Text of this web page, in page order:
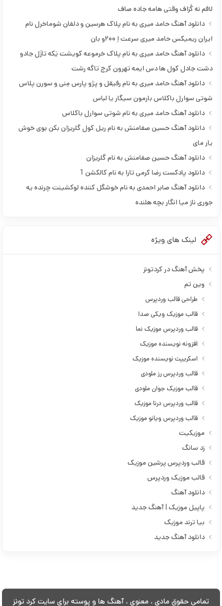
ایوب ملک زاده
بابک رحمانی
بابک محمدی
برهان میرزایی
بهروز سعادت نیا
بهمن علیخانی
پوریا ملکی
پیام عباسی
پیشرو هورامی
پیشرو هورامی و یادگار خالدی
پیمان رازیانی
پیمان صفری
حامد تاری پور
حامد تاری پور و صادق آزمند
حامد میری
حسن زیرک
حسن هیاس
حسین صفامنش
حسین ماهی بیگی
حسین مشکینی
حمید بابایی
حمید حمیدی
حمیدرضا بابایی
حمیدرضا کیهانی
خالد بشارتی
خلیل خزایی
خلیل مولانایی
دانش
دانیال ایمانی
داوود ایمانی
دلسوز خالدی
دی جی ریبوار
رامین احمدی
رامین تجنگی
رضا سگوند
رضا کردراه
لافم نه گَزاف وقتی هامه جاده صاف
دانلود آهنگ حامد میری به نام پلاک هرسین و دلفان شوماخرل نام
ایران ریمیکس حامد میری سرعت اِ ۲۰۰و بان
دانلود آهنگ حامد میری به نام پلاک خرموعه کویشت یَکه تازَل جادو
دشت جادل کول ها دس ایمه تهرون کرج تاگه رشت
دانلود آهنگ حامد میری به نام رفیقل و پژو پارس مِنی و سورن پلاس
شوتی سوارل باکلاس بارمون سیگار یا لباس
دانلود آهنگ حامد میری به نام شوتی سوارل باکلاس
دانلود آهنگ حسین صفامنش به نام ریل کول گلریزان بکن بوی خوش
یار مای
دانلود آهنگ حسین صفامنش به نام گلریزان
دانلود پادکست رضا کرمی تارا به نام کالکشن 1
دانلود آهنگ صابر احمدی به نام خوشگل کننده لوکشینت چرنده یه
جوری ناز میا انگار بچه هلنده
لینک های ویژه
پخش آهنگ در کردتونز
وین تم
طراحی قالب وردپرس
قالب موزیک ویکی صدا
قالب وردپرس موزیک نما
افزونه نویسنده موزیک
اسکریپت نویسنده موزیک
قالب وردپرس رز ملودی
قالب موزیک جوان ملودی
قالب وردپرس درنا موزیک
قالب وردپرس ویانو موزیک
موزیکیت
زد سانگ
قالب وردپرس پرشین موزیک
قالب موزیک وردپرس
دانلود آهنگ
پاپیل موزیک | آهنگ جدید
بیا ترند موزیک
دانلود آهنگ جدید
تمامی حقوق مادی ، معنوی ، آهنگ ها و پوسته برای سایت کرد تونز